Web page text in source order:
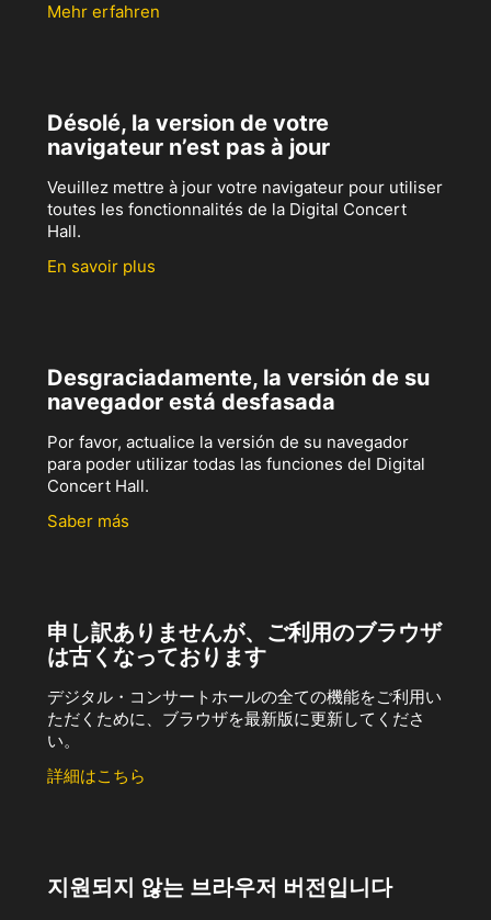
Mehr erfahren
Désolé, la version de votre
navigateur n’est pas à jour
Veuillez mettre à jour votre navigateur pour utiliser
toutes les fonctionnalités de la Digital Concert
Hall.
En savoir plus
Desgraciadamente, la versión de su
navegador está desfasada
Por favor, actualice la versión de su navegador
para poder utilizar todas las funciones del Digital
Concert Hall.
Saber más
申し訳ありませんが、ご利用のブラウザ
は古くなっております
デジタル・コンサートホールの全ての機能をご利用い
ただくために、ブラウザを最新版に更新してくださ
い。
詳細はこちら
지원되지 않는 브라우저 버전입니다